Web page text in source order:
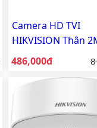
Camera HD TVI
HIKVISION Thân
2CE16D0T-EXLF
Giá bán:
486,000đ